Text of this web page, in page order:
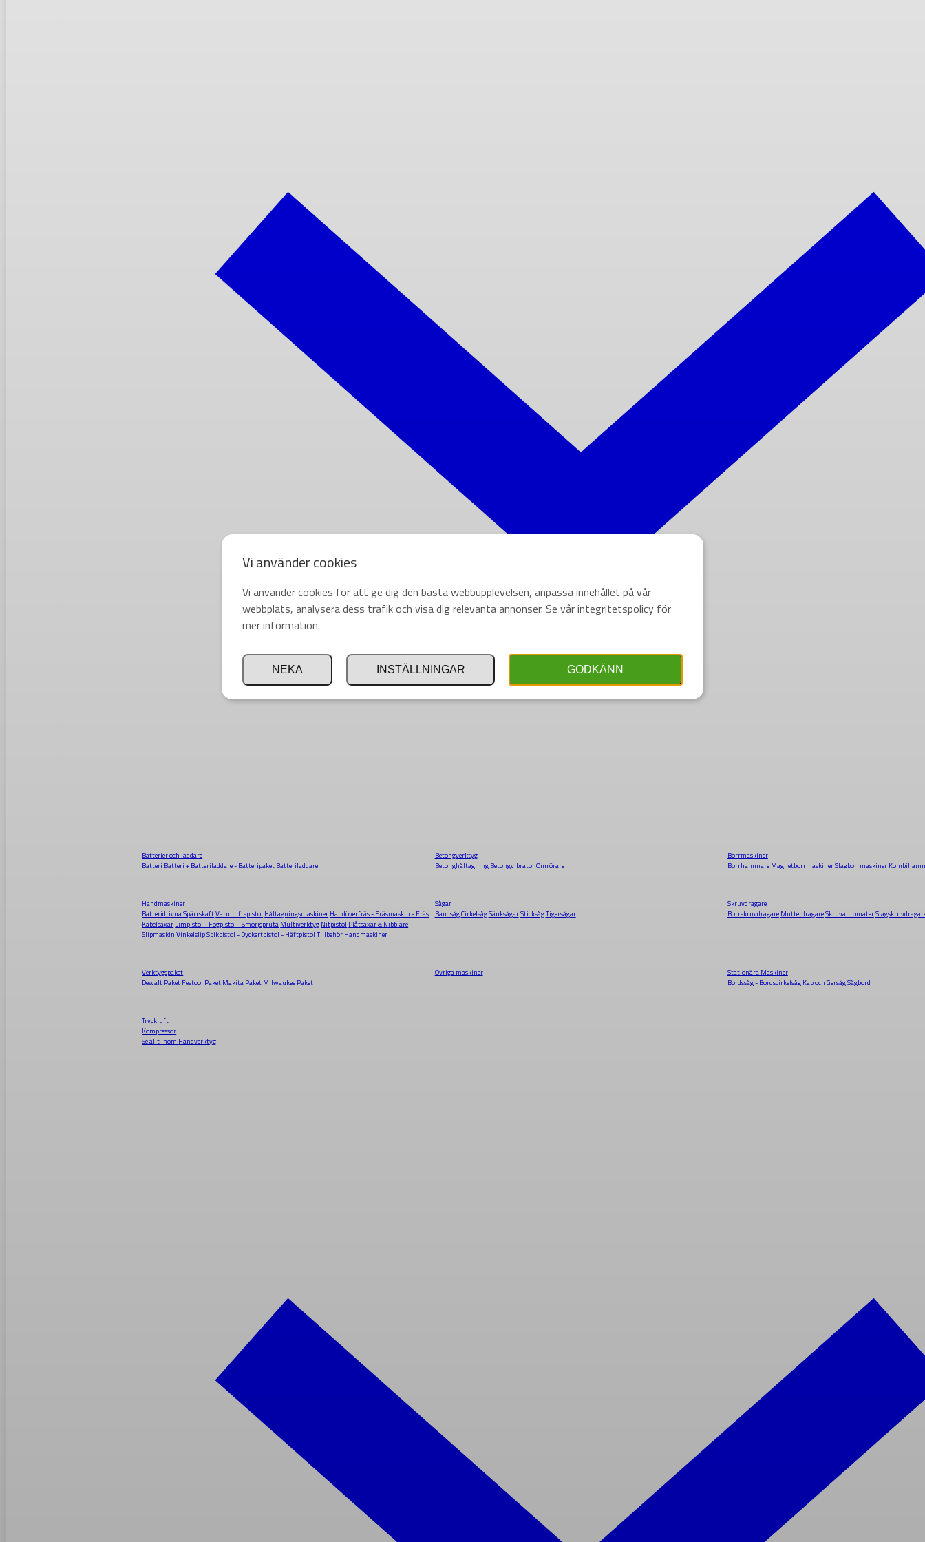
Batterier och laddare
Batteri Batteri + Batteriladdare - Batteripaket Batteriladdare
Betongverktyg
Betonghåltagning BetongvibratorOmrörare
Borrmaskiner
Borrhammare MagnetborrmaskinerSlagborrmaskiner
Handmaskiner
Batteridrivna SpärrskaftVarmluftspistol Håltagningsmaskiner Handöverfräs - Fräsmaskin - Fräs
Kabelsaxar Limpistol - Fogpistol - Smörjspruta Multiverktyg Nitpistol Plåtsaxar & Nibblare
Slipmaskin VinkelslipSpikpistol - Dyckertpistol - Häftpistol Tillbehör Handmaskiner
Sågar
BandsågCirkelsågSänksågarSticksågTigersågar
Skruvdragare
Borrskruvdragare MutterdragareSkruvautomater
Verktygspaket
Dewalt Paket Festool Paket Makita Paket Milwaukee Paket
Övriga maskiner
Stationära Maskiner
Bordssåg - Bordscirkelsåg Kap och GersågSågbord
Tryckluft
Kompressor
Se allt inom Handverktyg
Vi använder cookies
Vi använder cookies för att ge dig den bästa webbupplevelsen, anpassa innehållet på vår
webbplats, analysera dess trafik och visa dig relevanta annonser. Se vår integritetspolicy för
mer information.
GODKÄNN
INSTÄLLNINGAR
NEKA